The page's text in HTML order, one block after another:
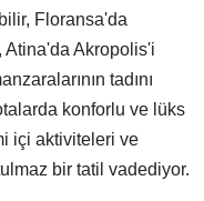
Floransa'da
Atina'da Akropolis'i
tadını
konforlu ve lüks
içi aktiviteleri ve
bir tatil vadediyor.